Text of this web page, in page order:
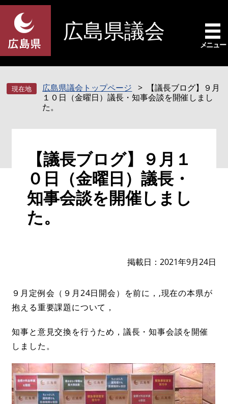
ペ
先
頭
す
メ
を
飛
し
広島県議会
メニュー
広島県議会トップページ
【議長ブログ】９月
１０日（金曜日）議長・知事会談を開催しまし
た。
【議長ブログ】９月１
０日（金曜日）議長・
知事会談を開催しまし
た。
掲載日 2021年9月24日
９月定例会（９月24日開会）を前に，,現在の本県が
抱える重要課題について，
知事と意見交換を行うため，議長・知事会談を開催
しました。